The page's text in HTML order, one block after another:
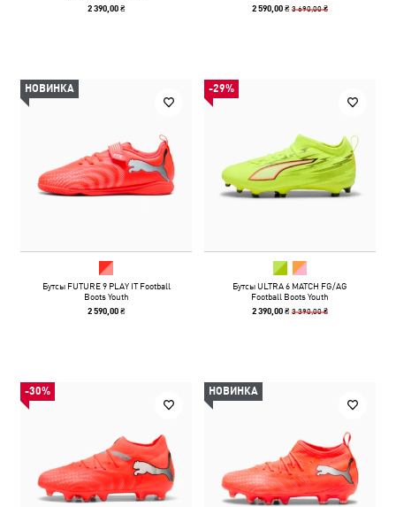
2 390,00 ₴ 2 590,00 ₴3 690,00 ₴
НОВИНКА
Бутсы FUTURE 9 PLAY IT Football
Boots Youth
2 590,00 ₴
-29%
Бутсы ULTRA 6 MATCH FG/AG
Football Boots Youth
2 390,00 ₴3 390,00 ₴
-30% НОВИНКА